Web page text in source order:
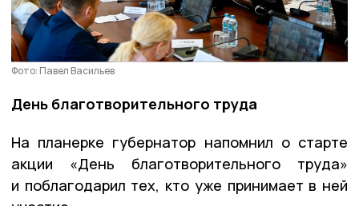
Фото: Павел Васильев
День благотворительного труда
На планерке губернатор напомнил о старте
акции «День благотворительного труда»
и поблагодарил тех, кто уже принимает в ней